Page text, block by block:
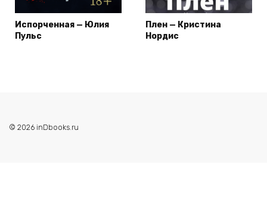
Испорченная — Юлия
Пульс
Плен — Кристина
Нордис
© 2026 inDbooks.ru